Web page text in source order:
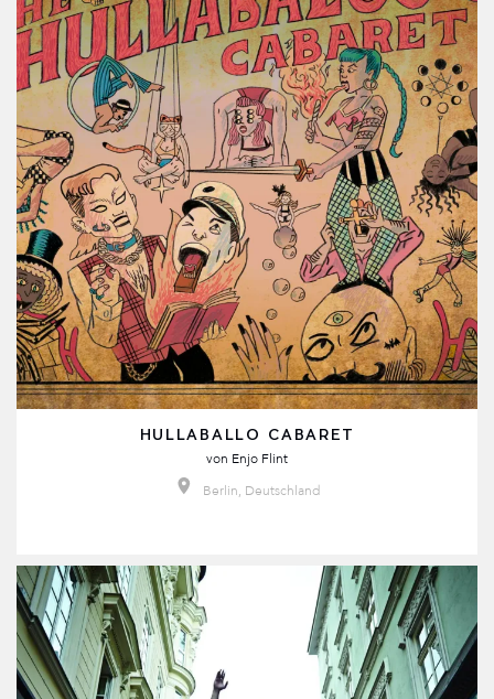
HULLABALLO CABARET
von Enjo Flint
Berlin, Deutschland